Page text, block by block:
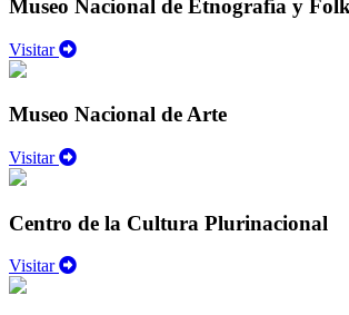
Museo Nacional de Etnografía y
Visitar
Museo Nacional de Arte
Visitar
Centro de la Cultura Plurinacional
Visitar